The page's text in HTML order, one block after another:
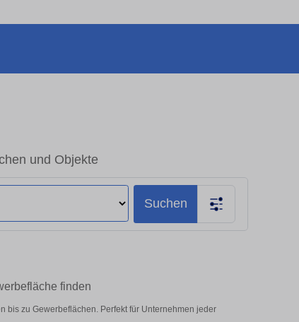
und Objekte
Suchen
finden
bis zu Gewerbeflächen. Perfekt für Unternehmen jeder